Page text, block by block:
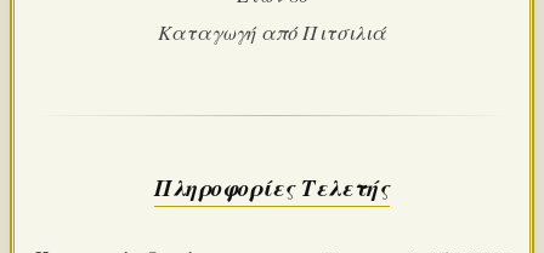
Καταγωγή από Πιτσιλιά
Πληροφορίες Τελετής